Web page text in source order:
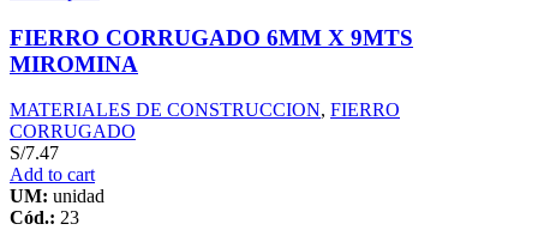
FIERRO CORRUGADO 6MM X 9MTS
MIROMINA
MATERIALES DE CONSTRUCCION, FIERRO
CORRUGADO
S/7.47
Add to cart
UM: unidad
Cód.: 23